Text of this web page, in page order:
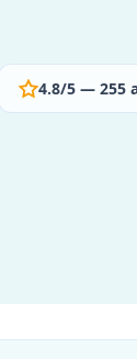
4.8/5 — 255